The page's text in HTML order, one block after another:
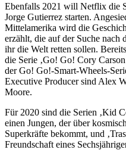
Ebenfalls 2021 will Netflix die
Jorge Gutierrez starten.
Mittelamerika wird die
erzählt, die auf der Suche nach
ihr die Welt retten sollen.
die Serie ‚Go! Go! Cory
der Go! Go!-Smart-Wheels-
Executive Producer sind Alex
Moore.
Für 2020 sind die Serien ‚Kid
einen Jungen, der über
Superkräfte bekommt, und
Freundschaft eines